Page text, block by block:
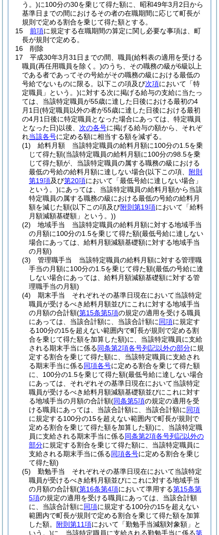
う。)に100分の30を乗じて得た額に、昭和49年3月2日から
基準日までの間におけるその者の在職期間に応じて町長が
規則で定める割合を乗じて得た額とする。
15
前項に規定する在職期間の算定に関し必要な事項は、町
長が規則で定める。
16
削除
17
平成30年3月31日までの間、職員(給料表の適用を受ける
職員(再任用職員を除く。)のうち、その職務の級が6級以上
である者であってその号給がその職務の級における最低の
号給でないものに限る。以下この項及び次項において「特
定職員」という。)に対する次に掲げる給与の支給に当たっ
ては、当該特定職員が55歳に達した日後における最初の4
月1日(特定職員以外の者が55歳に達した日後における最初
の4月1日後に特定職員となった場合にあっては、特定職員
となった日)以後、 次の各号に掲げる給与の額から、それぞ
れ当該各号に定める額に相当する額を減ずる。
(1)
給料月額 当該特定職員の給料月額に100分の1.5を乗
じて得た額(当該特定職員の給料月額に100分の98.5を乗
じて得た額が、当該特定職員の属する職務の級における
最低の号給の給料月額に達しない場合(以下この項、
附則
第19項及び第20項において「最低号給に達しない場合」
という。)にあっては、当該特定職員の給料月額から当該
特定職員の属する職務の級における最低の号給の給料月
額を減じた額(以下この項及び附則第19項において「給料
月額減額基礎額」という。))
(2)
地域手当 当該特定職員の給料月額に対する地域手当
の月額に100分の1.5を乗じて得た額(最低号給に達しない
場合にあっては、給料月額減額基礎額に対する地域手当
の月額)
(3)
管理職手当 当該特定職員の給料月額に対する管理職
手当の月額に100分の1.5を乗じて得た額(最低の号給に達
しない場合にあっては、給料月額減額基礎額に対する管
理職手当の月額)
(4)
期末手当 それぞれその基準日現在において当該特定
職員が受けるべき給料月額並びにこれに対する地域手当
の月額の合計額(第15条第5項の規定の適用を受ける職員
にあっては、当該合計額に、当該合計額に同項に規定す
る100分の15を超えない範囲内で町長が規則で定める割
合を乗じて得た額を加算した額)に、当該特定職員に支給
される期末手当に係る同条第2項各号列記以外の部分に規
定する割合を乗じて得た額に、当該特定職員に支給され
る期末手当に係る同項各号に定める割合を乗じて得た額
に、100分の1.5を乗じて得た額(最低号給に達しない場合
にあっては、それぞれその基準日現在において当該特定
職員が受けるべき給料月額減額基礎額並びにこれに対す
る地域手当の月額の合計額(同条第5項の規定の適用を受
ける職員にあっては、当該合計額に、当該合計額に同項
に規定する100分の15を超えない範囲内で町長が規則で
定める割合を乗じて得た額を加算した額)に、当該特定職
員に支給される期末手当に係る同条第2項各号列記以外の
部分に規定する割合を乗じて得た額に、当該特定職員に
支給される期末手当に係る同項各号に定める割合を乗じ
て得た額)
(5)
勤勉手当 それぞれその基準日現在において当該特定
職員が受けるべき給料月額並びにこれに対する地域手当
の月額の合計額(第16条第4項において準用する第15条第
5項の規定の適用を受ける職員にあっては、当該合計額
に、当該合計額に同項に規定する100分の15を超えない
範囲内で町長が規則で定める割合を乗じて得た額を加算
した額。
附則第11項において「勤勉手当減額対象額」と
いう。)に、当該特定職員に支給される勤勉手当に係る第